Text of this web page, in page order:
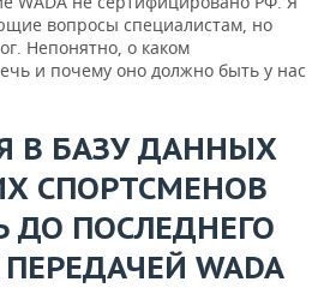
вопросы специалистам, но
Непонятно, о каком
и почему оно должно быть у нас
В БАЗУ ДАННЫХ
СПОРТСМЕНОВ
ДО ПОСЛЕДНЕГО
WADA